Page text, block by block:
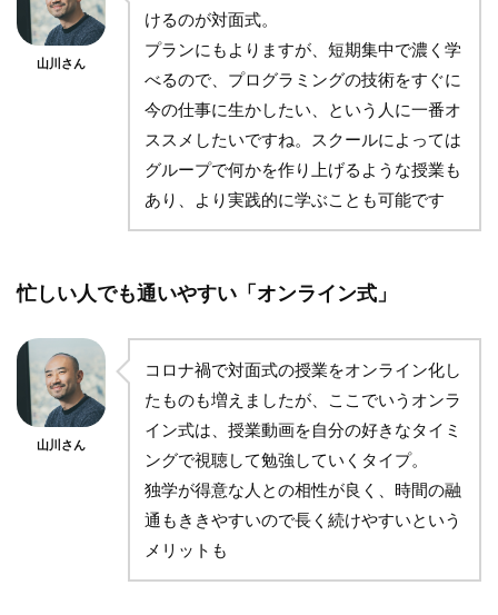
山川さん
けるのが対面式。
プランにもよりますが、短期集中で濃く学
べるので、プログラミングの技術をすぐに
今の仕事に生かしたい、という人に一番オ
ススメしたいですね。スクールによっては
グループで何かを作り上げるような授業も
あり、より実践的に学ぶことも可能です
忙しい人でも通いやすい「オンライン式」
山川さん
コロナ禍で対面式の授業をオンライン化し
たものも増えましたが、ここでいうオンラ
イン式は、授業動画を自分の好きなタイミ
ングで視聴して勉強していくタイプ。
独学が得意な人との相性が良く、時間の融
通もききやすいので長く続けやすいという
メリットも